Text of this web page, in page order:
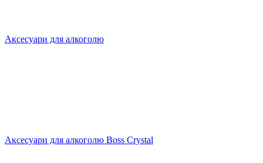
Аксесуари для алкоголю
Аксесуари для алкоголю Boss Crystal